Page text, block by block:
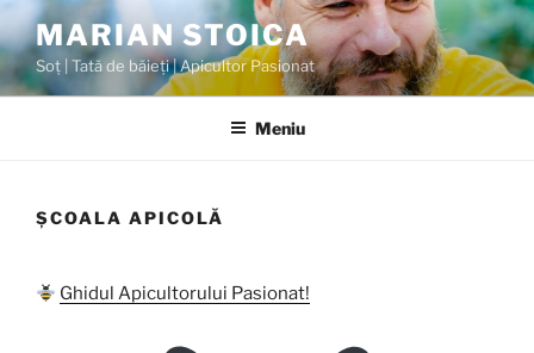
MARIAN STOICA
Soț | Tată de băieți | Apicultor Pasionat
Meniu
ȘCOALA APICOLĂ
Ghidul Apicultorului Pasionat!